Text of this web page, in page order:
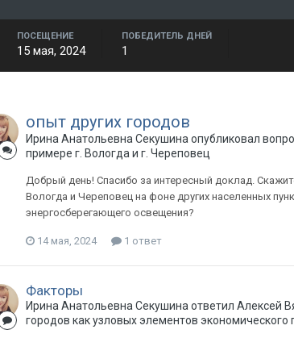
ПОСЕЩЕНИЕ
15 мая, 2024
ПОБЕДИТЕЛЬ ДНЕЙ
1
опыт других городов
Ирина Анатольевна Секушина опубликовал
примере г. Вологда и г. Череповец
Добрый день! Спасибо за интересный доклад.
Вологда и Череповец на фоне других населенных
энергосберегающего освещения?
14 мая, 2024 1 ответ
Факторы
Ирина Анатольевна Секушина ответил Алексей
городов как узловых элементов экономического